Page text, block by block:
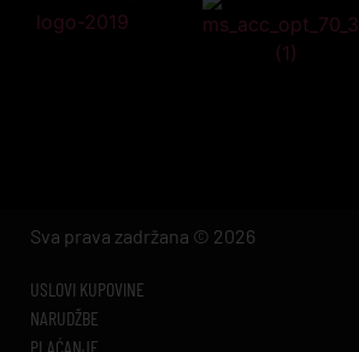
Sva prava zadržana © 2026
USLOVI KUPOVINE
NARUDŽBE
PLAĆANJE